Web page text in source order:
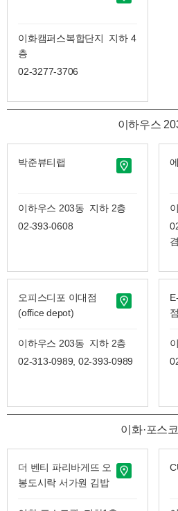
이화캠퍼스복합단지 지하 4
층
02-3277-3706
이하우스
박준뷰티랩
이하우스 203동 지하 2층
02-393-0608
오피스디포 이대점
(office depot)
이하우스 203동 지하 2층
02-313-0989, 02-393-0989
점
이화·포스
더 벤티 파리바게뜨 오
봉도시락 서가원 김밥